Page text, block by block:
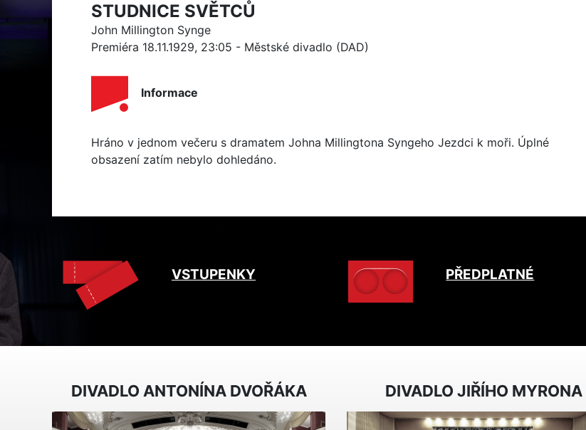
STUDNICE SVĚTCŮ
John Millington Synge
Premiéra 18.11.1929, 23:05 - Městské divadlo (DAD)
Informace
Hráno v jednom večeru s dramatem Johna Millingtona Syngeho Jezdci k moři. Úplné
obsazení zatím nebylo dohledáno.
VSTUPENKY PŘEDPLATNÉ
DIVADLO ANTONÍNA DVOŘÁKA DIVADLO JIŘÍHO MYRONA